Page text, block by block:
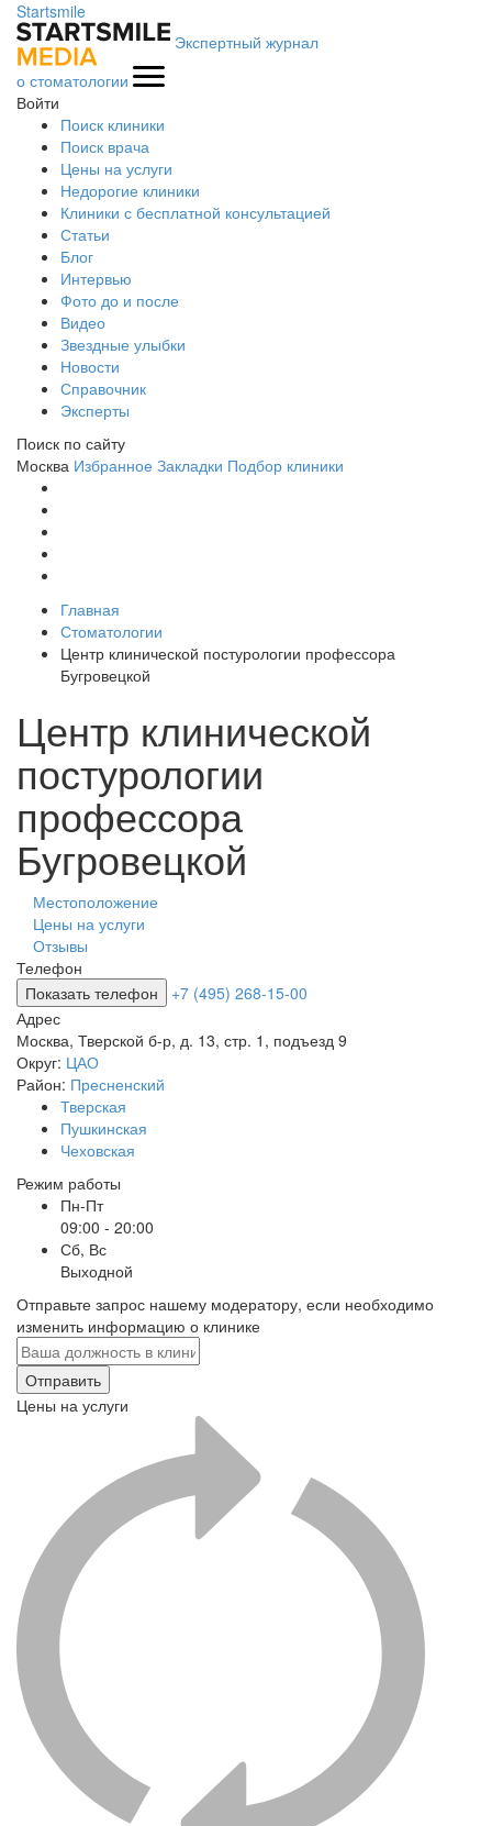
Startsmile
Экспертный журнал
о стоматологии
Войти
Поиск клиники
Поиск врача
Цены на услуги
Недорогие клиники
Клиники с бесплатной консультацией
Статьи
Блог
Интервью
Фото до и после
Видео
Звездные улыбки
Новости
Справочник
Эксперты
Поиск по сайту
Москва Избранное Закладки Подбор клиники
Главная
Стоматологии
Центр клинической постурологии профессора
Бугровецкой
Центр клинической
постурологии
профессора
Бугровецкой
Местоположение
Цены на услуги
Отзывы
Телефон
Показать телефон
+7 (495) 268-15-00
Адрес
Москва, Тверской б-р, д. 13, стр. 1, подъезд 9
Округ: ЦАО
Район: Пресненский
Тверская
Пушкинская
Чеховская
Режим работы
Пн-Пт
09:00 - 20:00
Сб, Вс
Выходной
Отправьте запрос нашему модератору, если необходимо
изменить информацию о клинике
Отправить
Цены на услуги